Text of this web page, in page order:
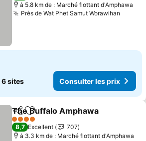
à 5.8 km de : Marché flottant d'Amphawa
Près de Wat Phet Samut Worawihan
6 sites Consulter les prix
PartagerAjouter à mes favoris
The Buffalo Amphawa
4 Étoiles
8,7 Excellent
707
à 3.3 km de : Marché flottant d'Amphawa